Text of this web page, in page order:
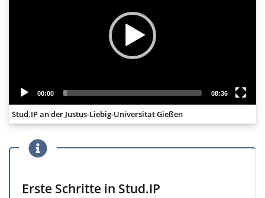
00:00 08:36
Stud.IP an der Justus-Liebig-Universität Gießen
Erste Schritte in Stud.IP